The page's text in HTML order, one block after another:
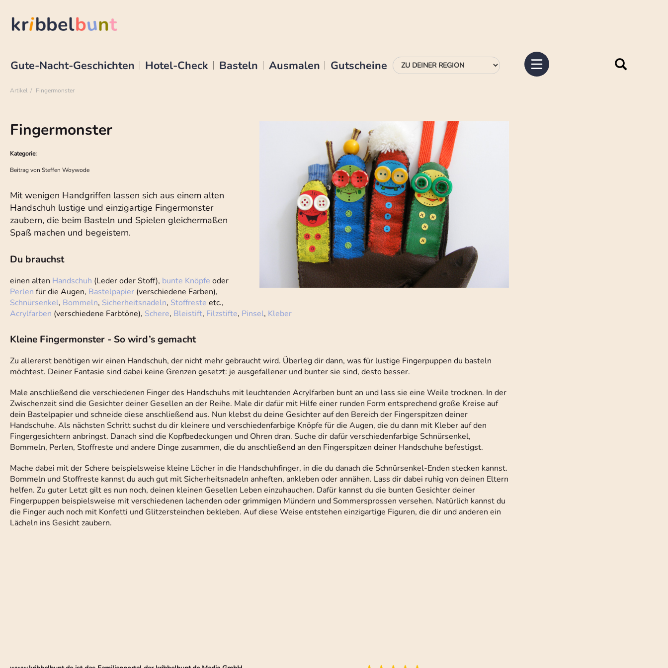
Gute-Nacht-Geschichten Hotel-Check Basteln Ausmalen Gutscheine
Artikel Fingermonster
Fingermonster
Kategorie:
Beitrag von Steffen Woywode
Mit wenigen Handgriffen lassen sich aus einem alten
Handschuh lustige und einzigartige Fingermonster
zaubern, die beim Basteln und Spielen gleichermaßen
Spaß machen und begeistern.
Du brauchst
einen alten Handschuh (Leder oder Stoff), bunte Knöpfe oder
Perlen für die Augen, Bastelpapier (verschiedene Farben),
Schnürsenkel, Bommeln, Sicherheitsnadeln, Stoffreste etc.,
Acrylfarben (verschiedene Farbtöne), Schere, Bleistift, Filzstifte, Pinsel, Kleber
Kleine Fingermonster - So wird’s gemacht
Zu allererst benötigen wir einen Handschuh, der nicht mehr gebraucht wird. Überleg dir dann, was für lustige Fingerpuppen du basteln
möchtest. Deiner Fantasie sind dabei keine Grenzen gesetzt: je ausgefallener und bunter sie sind, desto besser.
Male anschließend die verschiedenen Finger des Handschuhs mit leuchtenden Acrylfarben bunt an und lass sie eine Weile trocknen. In der
Zwischenzeit sind die Gesichter deiner Gesellen an der Reihe. Male dir dafür mit Hilfe einer runden Form entsprechend große Kreise auf
dein Bastelpapier und schneide diese anschließend aus. Nun klebst du deine Gesichter auf den Bereich der Fingerspitzen deiner
Handschuhe. Als nächsten Schritt suchst du dir kleinere und verschiedenfarbige Knöpfe für die Augen, die du dann mit Kleber auf den
Fingergesichtern anbringst. Danach sind die Kopfbedeckungen und Ohren dran. Suche dir dafür verschiedenfarbige Schnürsenkel,
Bommeln, Perlen, Stoffreste und andere Dinge zusammen, die du anschließend an den Fingerspitzen deiner Handschuhe befestigst.
Mache dabei mit der Schere beispielsweise kleine Löcher in die Handschuhfinger, in die du danach die Schnürsenkel-Enden stecken kannst.
Bommeln und Stoffreste kannst du auch gut mit Sicherheitsnadeln anheften, ankleben oder annähen. Lass dir dabei ruhig von deinen Eltern
helfen. Zu guter Letzt gilt es nun noch, deinen kleinen Gesellen Leben einzuhauchen. Dafür kannst du die bunten Gesichter deiner
Fingerpuppen beispielsweise mit verschiedenen lachenden oder grimmigen Mündern und Sommersprossen versehen. Natürlich kannst du
die Finger auch noch mit Konfetti und Glitzersteinchen bekleben. Auf diese Weise entstehen einzigartige Figuren, die dir und anderen ein
Lächeln ins Gesicht zaubern.